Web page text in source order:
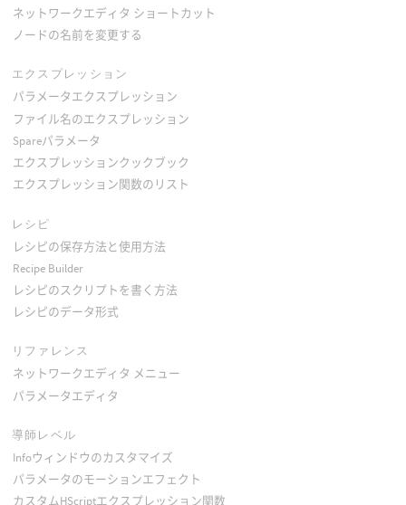
ネットワークエディタ ショートカット
ノードの名前を変更する
エクスプレッション
パラメータエクスプレッション
ファイル名のエクスプレッション
Spareパラメータ
エクスプレッションクックブック
エクスプレッション関数のリスト
レシピ
レシピの保存方法と使用方法
Recipe Builder
レシピのスクリプトを書く方法
レシピのデータ形式
リファレンス
ネットワークエディタ メニュー
パラメータエディタ
導師レベル
Infoウィンドウのカスタマイズ
パラメータのモーションエフェクト
カスタムHScriptエクスプレッション関数